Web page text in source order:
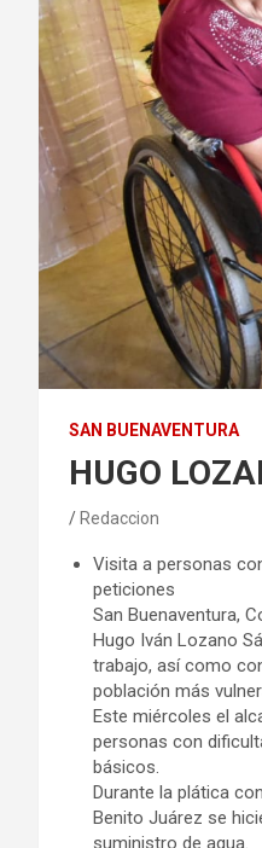
SAN BUENAVENTURA
HUGO
Redaccion
Visita a personas
peticiones
San Buenaventura,
Hugo Iván Lozano
trabajo, así como
población más
Este miércoles el
personas con
básicos.
Durante la plática
Benito Juárez se
suministro de agua.